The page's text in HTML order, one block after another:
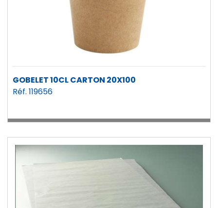
GOBELET 10CL CARTON 20X100
Réf. 119656